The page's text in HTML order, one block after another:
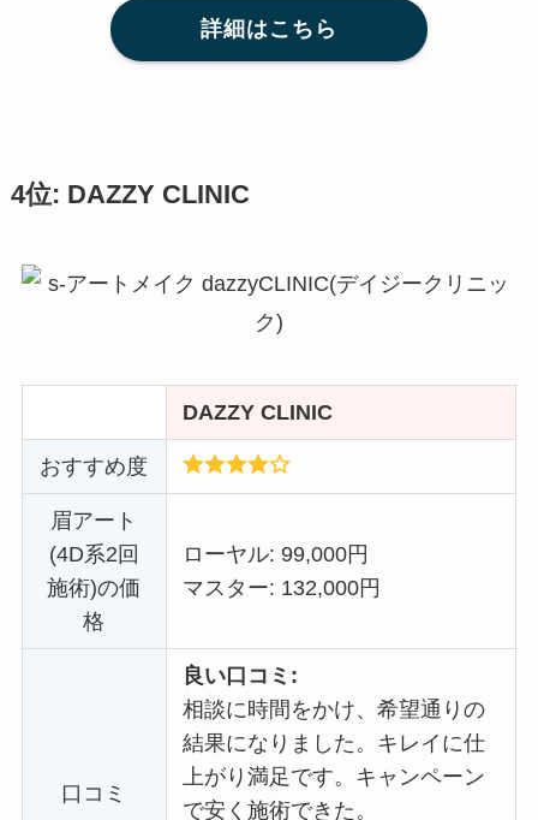
詳細はこちら
4位: DAZZY CLINIC
DAZZY CLINIC
おすすめ度
眉アート
(4D系2回
施術)の価
格
ローヤル: 99,000円
マスター: 132,000円
口コミ
良い口コミ:
相談に時間をかけ、希望通りの
結果になりました。キレイに仕
上がり満足です。キャンペーン
で安く施術できた。